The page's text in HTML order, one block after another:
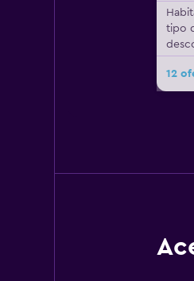
tipo
12